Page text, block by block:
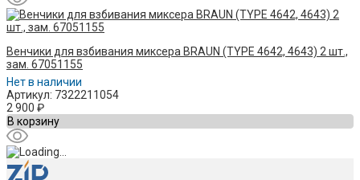
Венчики для взбивания миксера BRAUN (TYPE 4642, 4643) 2 шт.,
зам. 67051155
Нет в наличии
Артикул: 7322211054
2 900 ₽
В корзину